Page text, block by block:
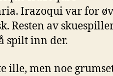
Irazoqui var for
Resten av
spilt inn der.
ille, men noe